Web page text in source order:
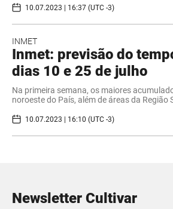
10.07.2023 | 16:37 (UTC -3)
INMET
Inmet: previsão do
dias 10 e 25 de julho
Na primeira semana, os maiores
noroeste do País, além de áreas da Região
10.07.2023 | 16:10 (UTC -3)
Newsletter Cultivar